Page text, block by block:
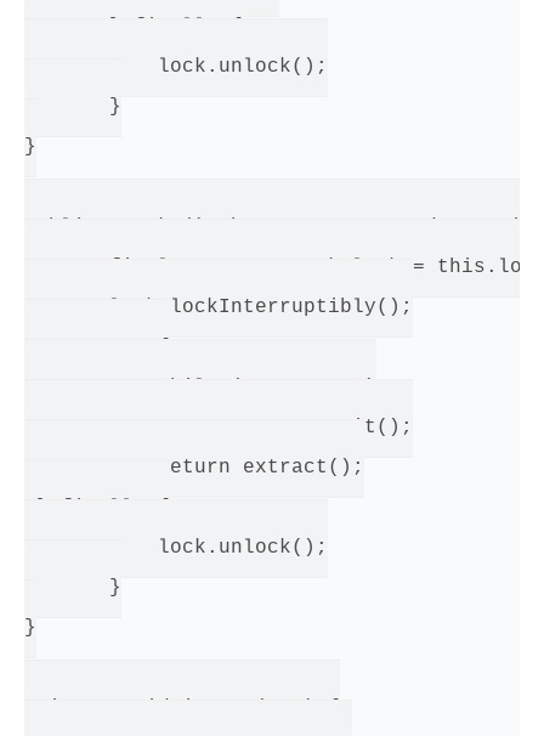
           lock.unlock();
       }
}
final ReentrantLock lock =
       lock.lockInterruptibly();
               notEmpty.await();
           return extract();
           lock.unlock();
       }
}